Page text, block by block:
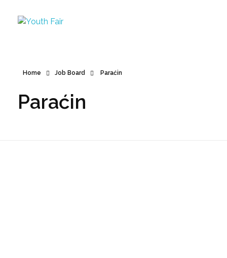
Home Job Board Paraćin
Paraćin